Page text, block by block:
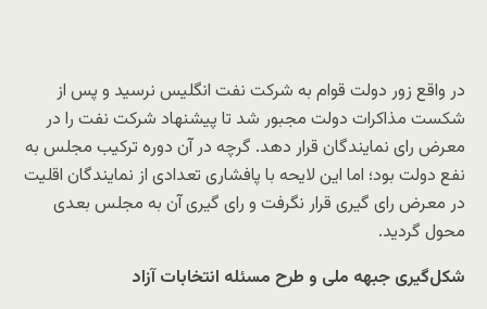
در واقع زور دولت قوام به شرکت نفت انگلیس نرسید و پس از
شکست مذاکرات دولت مجبور شد تا پیشنهاد شرکت نفت را در
معرض رای نمایندگان قرار دهد. گرچه در آن دوره ترکیب مجلس به
نفع دولت بود؛ اما این لایحه با پافشاری تعدادی از نمایندگان اقلیت
در معرض رای گیری قرار نگرفت و رای گیری آن به مجلس بعدی
محول گردید.
شکل‌گیری جبهه ملی و طرح مسئله انتخابات آزاد